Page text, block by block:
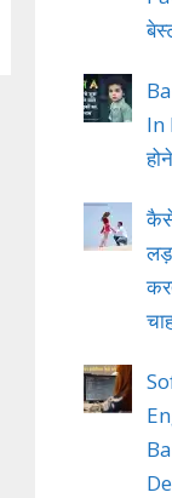
In